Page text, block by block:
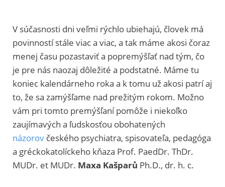
V súčasnosti dni veľmi rýchlo ubiehajú, človek má
povinností stále viac a viac, a tak máme akosi čoraz
menej času pozastaviť a popremýšľať nad tým, čo
je pre nás naozaj dôležité a podstatné. Máme tu
koniec kalendárneho roka a k tomu už akosi patrí aj
to, že sa zamýšľame nad prežitým rokom. Možno
vám pri tomto premýšľaní pomôže i niekoľko
zaujímavých a ľudskosťou obohatených
názorov českého psychiatra, spisovateľa, pedagóga
a gréckokatolíckeho kňaza Prof. PaedDr. ThDr.
MUDr. et MUDr. Maxa Kašparů Ph.D., dr. h. c.